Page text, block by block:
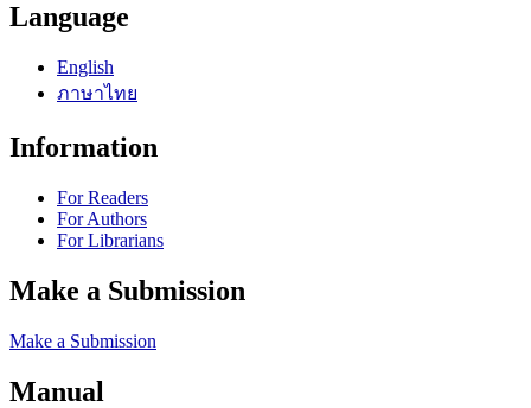
Language
English
ภาษาไทย
Information
For Readers
For Authors
For Librarians
Make a Submission
Make a Submission
Manual